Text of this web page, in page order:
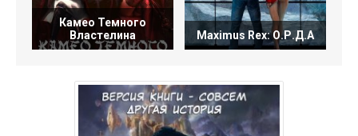
Камео Темного
Властелина
Maximus Rex: О.Р.Д.А